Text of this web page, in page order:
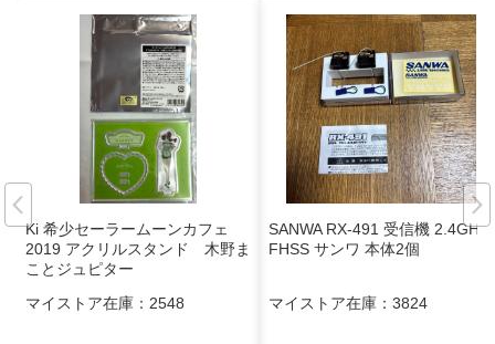
Ki 希少セーラームーンカフェ
2019 アクリルスタンド 木野ま
ことジュピター
マイストア在庫： 2548
SANWA RX-491 受信機 2.4GHz
FHSS サンワ 本体2個
マイストア在庫： 3824